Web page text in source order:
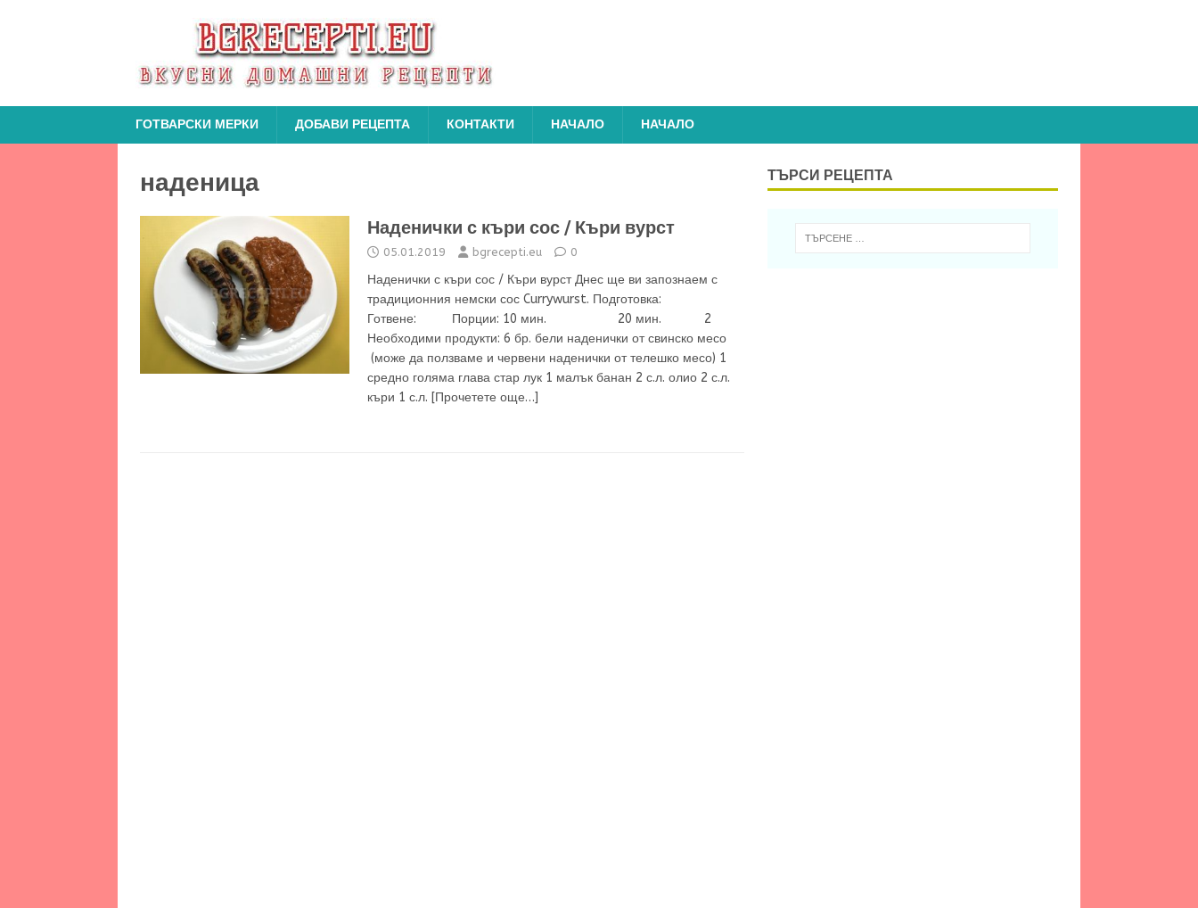
ГОТВАРСКИ МЕРКИ ДОБАВИ РЕЦЕПТА КОНТАКТИ НАЧАЛО НАЧАЛО
наденица
Наденички с къри сос / Къри вурст
05.01.2019 bgrecepti.eu 0
Наденички с къри сос / Къри вурст Днес ще ви запознаем с
традиционния немски сос Currywurst. Подготовка:
Готвене: Порции: 10 мин. 20 мин. 2
Необходими продукти: 6 бр. бели наденички от свинско месо
(може да ползваме и червени наденички от телешко месо) 1
средно голяма глава стар лук 1 малък банан 2 с.л. олио 2 с.л.
къри 1 с.л. [Прочетете още…]
ТЪРСИ РЕЦЕПТА